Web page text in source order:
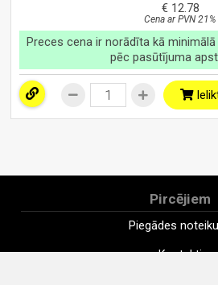
€ 12.78
Cena ar PVN 21%
Preces cena ir norādīta kā
pēc pasūtījuma
Pircējiem
Piegādes
Kontakti